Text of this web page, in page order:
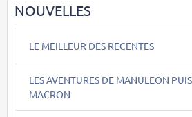
NOUVELLES
LE MEILLEUR DES RECENTES
LES AVENTURES DE MANULEON
MACRON